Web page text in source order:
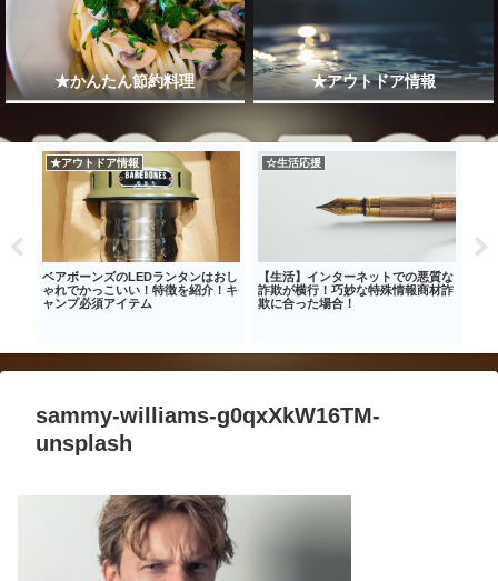
★かんたん節約料理 ★アウトドア情報
★アウトドア情報
ベアボーンズのLEDランタンはおし
ゃれでかっこいい！特徴を紹介！キ
ャンプ必須アイテム
☆生活応援
【生活】インターネットでの悪質な
詐欺が横行！巧妙な特殊情報商材詐
欺に合った場合！
sammy-williams-g0qxXkW16TM-
unsplash